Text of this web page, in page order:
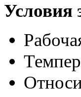
Условия